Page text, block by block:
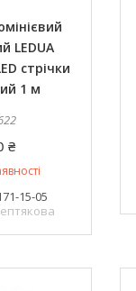
LEDUA
стрічки
1 м
₴
15-05